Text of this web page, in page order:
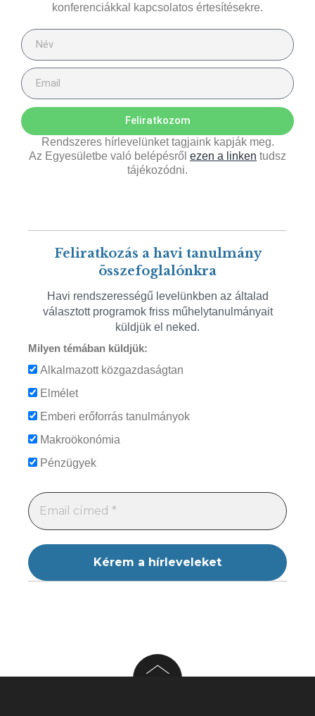
konferenciákkal kapcsolatos értesítésekre.
Feliratkozom
Rendszeres hírlevelünket tagjaink kapják meg.
Az Egyesületbe való belépésről ezen a linken tudsz
tájékozódni.
Feliratkozás a havi tanulmány
összefoglalónkra
Havi rendszerességű levelünkben az általad
választott programok friss műhelytanulmányait
küldjük el neked.
Milyen témában küldjük:
Alkalmazott közgazdaságtan
Elmélet
Emberi erőforrás tanulmányok
Makroökonómia
Pénzügyek